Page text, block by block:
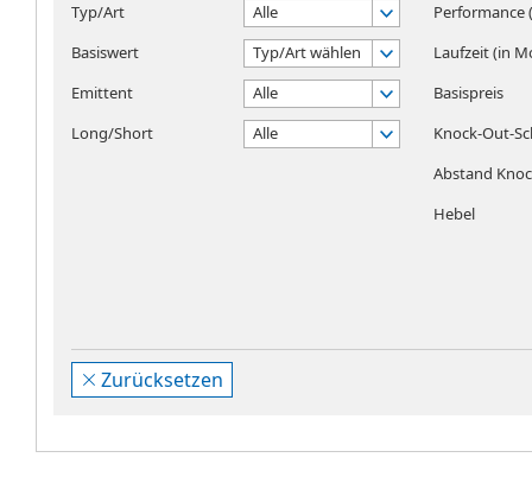
Typ/Art
Alle
Basiswert
Typ/Art wählen
Emittent
Alle
Long/Short
Alle
Performance
Laufzeit (in
Basispreis
Knock-Out-
Abstand
Hebel
Zurücksetzen